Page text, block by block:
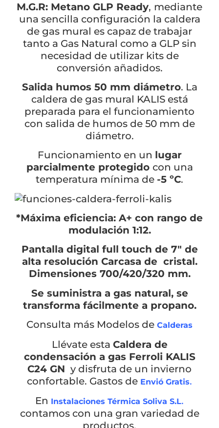
×
CATEGORIAS ▾
M.G.R: Metano GLP Ready, mediante
una sencilla configuración la caldera
de gas mural es capaz de trabajar
tanto a Gas Natural como a GLP sin
necesidad de utilizar kits de
conversión añadidos.
Salida humos 50 mm diámetro. La
caldera de gas mural KALIS está
preparada para el funcionamiento
con salida de humos de 50 mm de
diámetro.
Funcionamiento en un lugar
parcialmente protegido con una
temperatura mínima de -5 ºC.
*Máxima eficiencia: A+ con rango de
modulación 1:12.
Pantalla digital full touch de 7″ de
alta resolución Carcasa de cristal.
Dimensiones 700/420/320 mm.
Se suministra a gas natural, se
transforma fácilmente a propano.
Consulta más Modelos de Calderas
Llévate esta Caldera de
condensación a gas Ferroli KALIS
C24 GN y disfruta de un invierno
confortable. Gastos de Envió Gratis.
En Instalaciones Térmica Soliva S.L.
contamos con una gran variedad de
productos.